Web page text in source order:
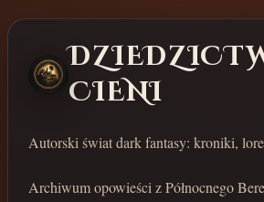
CIENI
Autorski świat dark fantasy: kroniki,
Archiwum opowieści z Północnego